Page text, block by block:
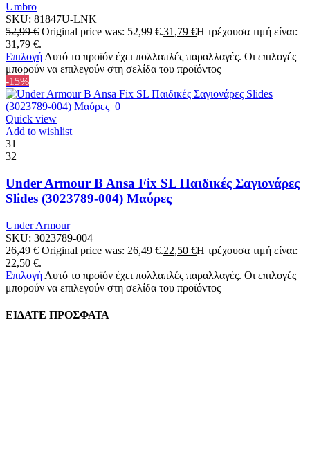
Umbro
SKU: 81847U-LNK
52,99€ Original price was: 52,99 €.31,79 €Η τρέχουσα τιμή είναι:
31,79 €.
Επιλογή Αυτό το προϊόν έχει πολλαπλές παραλλαγές. Οι επιλογές
μπορούν να επιλεγούν στη σελίδα του προϊόντος
-15%
Quick view
Add to wishlist
31
32
Under Armour B Ansa Fix SL Παιδικές Σαγιονάρες
Slides (3023789-004) Μαύρες
Under Armour
SKU: 3023789-004
26,49€ Original price was: 26,49 €.22,50 €Η τρέχουσα τιμή είναι:
22,50 €.
Επιλογή Αυτό το προϊόν έχει πολλαπλές παραλλαγές. Οι επιλογές
μπορούν να επιλεγούν στη σελίδα του προϊόντος
ΕΙΔΑΤΕ ΠΡΟΣΦΑΤΑ